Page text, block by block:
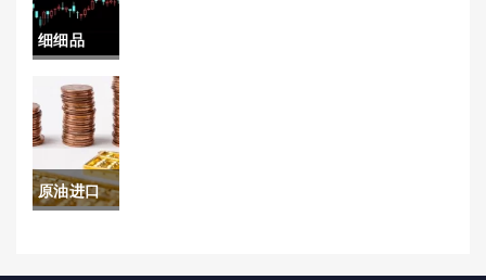
选)
续费标准
（深入解
析期货天
然气交易
成本与影
细细品
读！舟山
白银期货
开户网点
（帮助投
原油进口
(原油进口